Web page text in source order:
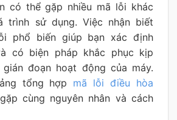
có thể gặp nhiều mã lỗi khác
trình sử dụng. Việc nhận biết
phổ biến giúp bạn xác định
có biện pháp khắc phục kịp
đoạn hoạt động của máy.
tổng hợp mã lỗi điều hòa
cùng nguyên nhân và cách